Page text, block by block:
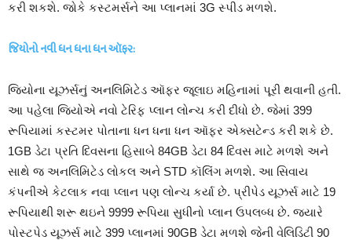
કરી શકશે. જોકે કસ્ટમર્સને આ પ્લાનમાં 3G સ્પીડ મળશે.
જિયોનો નવી ધન ધના ધન ઑફર:
જિયોના યૂઝર્સનું અનલિમિટેડ ઑફર જૂલાઇ મહિનામાં પૂરી થવાની હતી.
આ પહેલા જિયોએ નવો ટેરિફ પ્લાન લોન્ચ કરી દીધો છે. જેમાં 399
રૂપિયામાં કસ્ટમર પોતાના ધન ધના ધન ઑફર એક્સટેન્ડ કરી શકે છે.
1GB ડેટા પ્રતિ દિવસના હિસાબે 84GB ડેટા 84 દિવસ માટે મળશે અને
સાથે જ અનલિમિટેડ લોકલ અને STD કૉલિંગ મળશે. આ સિવાય
કંપનીએ કેટલાક નવા પ્લાન પણ લોન્ચ કર્યા છે. પ્રીપેડ યૂઝર્સ માટે 19
રૂપિયાથી શરૂ થઇને 9999 રૂપિયા સુધીનો પ્લાન ઉપલબ્ધ છે. જ્યારે
પોસ્ટપેડ યૂઝર્સ માટે 399 પ્લાનમાં 90GB ડેટા મળશે જેની વેલિડિટી 90